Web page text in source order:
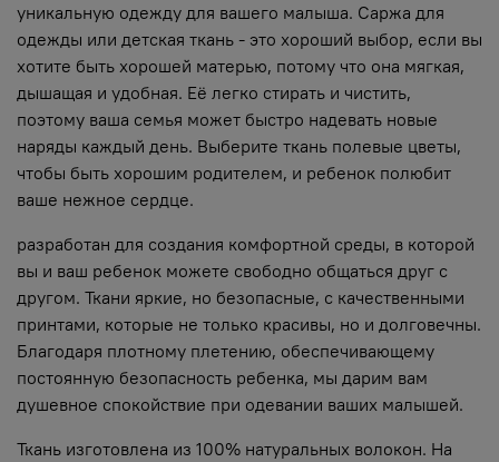
уникальную одежду для вашего малыша. Саржа для
одежды или детская ткань - это хороший выбор, если вы
хотите быть хорошей матерью, потому что она мягкая,
дышащая и удобная. Её легко стирать и чистить,
поэтому ваша семья может быстро надевать новые
наряды каждый день. Выберите ткань полевые цветы,
чтобы быть хорошим родителем, и ребенок полюбит
ваше нежное сердце.
разработан для создания комфортной среды, в которой
вы и ваш ребенок можете свободно общаться друг с
другом. Ткани яркие, но безопасные, с качественными
принтами, которые не только красивы, но и долговечны.
Благодаря плотному плетению, обеспечивающему
постоянную безопасность ребенка, мы дарим вам
душевное спокойствие при одевании ваших малышей.
Ткань изготовлена из 100% натуральных волокон. На